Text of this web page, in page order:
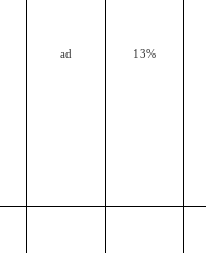
ad 13%